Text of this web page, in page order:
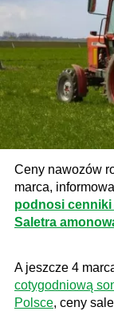
Ceny nawozów
marca,
podnosi
Saletra
A jeszcze 4
cotygodniową
Polsce, ceny